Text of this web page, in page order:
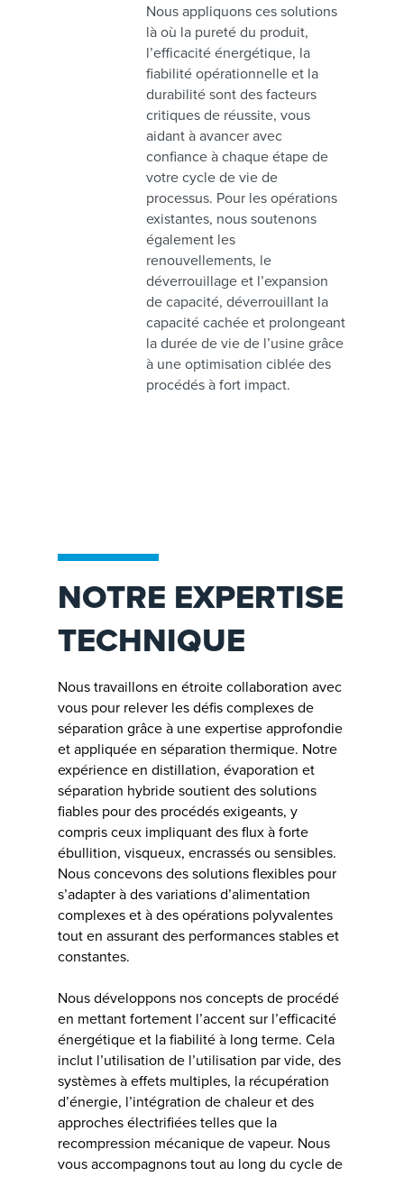
Nous appliquons ces solutions
là où la pureté du produit,
l’efficacité énergétique, la
fiabilité opérationnelle et la
durabilité sont des facteurs
critiques de réussite, vous
aidant à avancer avec
confiance à chaque étape de
votre cycle de vie de
processus. Pour les opérations
existantes, nous soutenons
également les
renouvellements, le
déverrouillage et l’expansion
de capacité, déverrouillant la
capacité cachée et prolongeant
la durée de vie de l’usine grâce
à une optimisation ciblée des
procédés à fort impact.
NOTRE EXPERTISE
TECHNIQUE
Nous travaillons en étroite collaboration avec
vous pour relever les défis complexes de
séparation grâce à une expertise approfondie
et appliquée en séparation thermique. Notre
expérience en distillation, évaporation et
séparation hybride soutient des solutions
fiables pour des procédés exigeants, y
compris ceux impliquant des flux à forte
ébullition, visqueux, encrassés ou sensibles.
Nous concevons des solutions flexibles pour
s’adapter à des variations d’alimentation
complexes et à des opérations polyvalentes
tout en assurant des performances stables et
constantes.
Nous développons nos concepts de procédé
en mettant fortement l’accent sur l’efficacité
énergétique et la fiabilité à long terme. Cela
inclut l’utilisation de l’utilisation par vide, des
systèmes à effets multiples, la récupération
d’énergie, l’intégration de chaleur et des
approches électrifiées telles que la
recompression mécanique de vapeur. Nous
vous accompagnons tout au long du cycle de